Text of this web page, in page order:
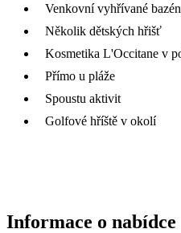
Venkovní vyhřívané
Několik dětských hřišť
Kosmetika L'Occitane v
Přímo u pláže
Spoustu aktivit
Golfové hříště v okolí
Informace o nabídce